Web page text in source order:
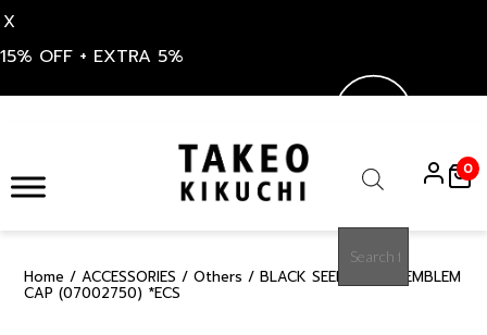
X
15% OFF + EXTRA 5%
content
search
0
Home / ACCESSORIES / Others / BLACK SEERSUCKER EMBLEM
CAP (07002750) *ECS
30%